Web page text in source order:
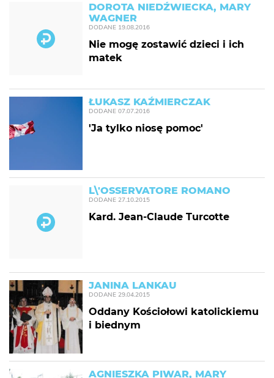
DOROTA NIEDŹWIECKA, MARY
WAGNER
DODANE 19.08.2016
Nie mogę zostawić dzieci i ich
matek
ŁUKASZ KAŹMIERCZAK
DODANE 07.07.2016
'Ja tylko niosę pomoc'
L\'OSSERVATORE ROMANO
DODANE 27.10.2015
Kard. Jean-Claude Turcotte
JANINA LANKAU
DODANE 29.04.2015
Oddany Kościołowi katolickiemu
i biednym
AGNIESZKA PIWAR, MARY